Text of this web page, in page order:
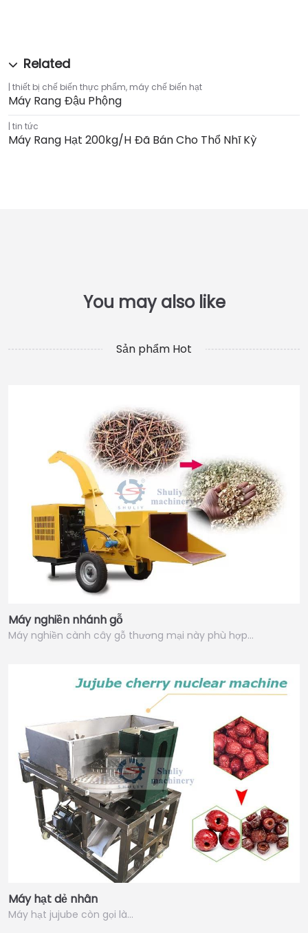
thiết bị chế biến thực phẩm, máy chế biến hạt
Máy Rang Đậu Phộng
tin tức
Máy Rang Hạt 200kg/h Đã Bán Cho Thổ Nhĩ Kỳ
Sản phẩm Hot
Máy nghiền nhánh gỗ
Máy nghiền cành cây gỗ thương mại này phù hợp…
Máy hạt dẻ nhân
Máy hạt jujube còn gọi là…